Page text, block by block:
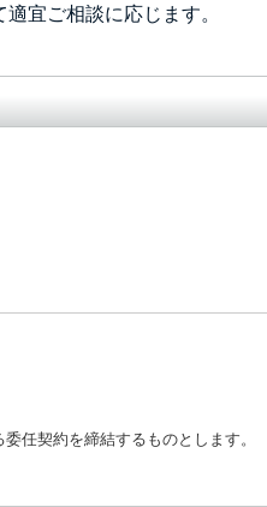
宜ご相談に応じます。
任契約を締結するものとします。